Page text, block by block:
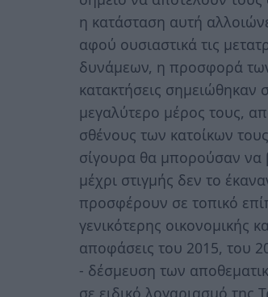
η κατάσταση αυτή
αφού ουσιαστικά τις
δυνάμεων, η προσφορά των
κατακτήσεις σημειώθηκαν
μεγαλύτερο μέρος τους,
σθένους των κατοίκων
σίγουρα θα μπορούσαν να
μέχρι στιγμής δεν το
προσφέρουν σε τοπικό
γενικότερης οικονομικής
αποφάσεις του 2015, του
- δέσμευση των